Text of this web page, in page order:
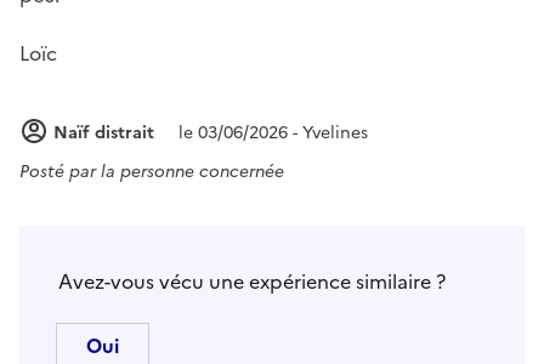
Loïc
Naïf distrait
le 03/06/2026 - Yvelines
Posté parla personne concernée
Avez-vous vécu une expérience similaire ?